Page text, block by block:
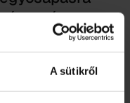
A sütikről
t a Band